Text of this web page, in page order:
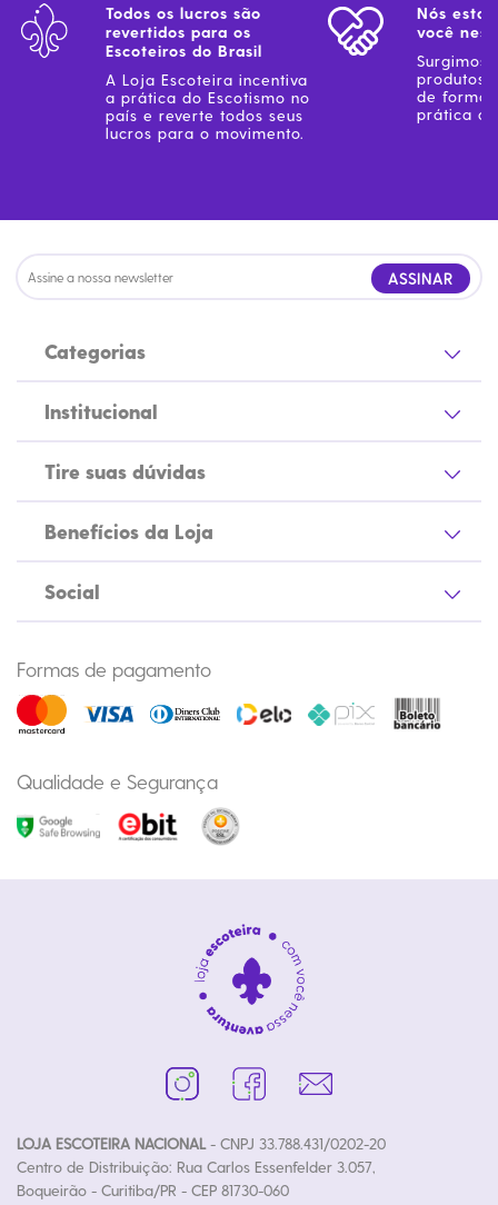
Todos os lucros são
revertidos para os
Escoteiros do Brasil
A Loja Escoteira incentiva
a prática do Escotismo no
país e reverte todos seus
lucros para o movimento.
Nós
você
Surgimos
produtos
de forma
prática
ASSINAR
Categorias
Institucional
Tire suas dúvidas
Benefícios da Loja
Social
Formas de pagamento
Qualidade e Segurança
LOJA ESCOTEIRA NACIONAL- CNPJ 33.788.431/0202-20
Centro de Distribuição: Rua Carlos Essenfelder 3.057,
Boqueirão - Curitiba/PR - CEP 81730-060